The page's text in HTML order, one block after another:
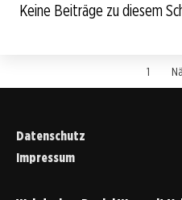
Keine Beiträge zu diesem
1
Datenschutz
Impressum